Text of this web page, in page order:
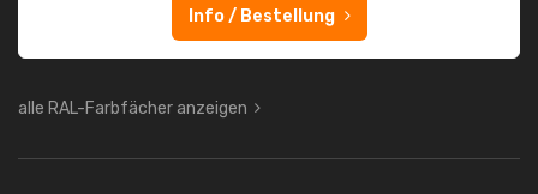
Info / Bestellung
alle RAL-Farbfächer anzeigen